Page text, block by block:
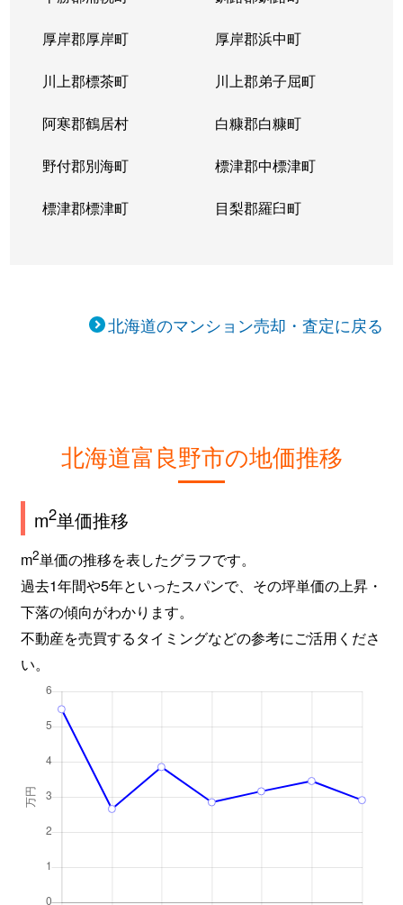
厚岸郡厚岸町 厚岸郡浜中町
川上郡標茶町 川上郡弟子屈町
阿寒郡鶴居村 白糠郡白糠町
野付郡別海町 標津郡中標津町
標津郡標津町 目梨郡羅臼町
北海道のマンション売却・査定に戻る
北海道富良野市の地価推移
m2単価推移
m2単価の推移を表したグラフです。
過去1年間や5年といったスパンで、その坪単価の上昇・
下落の傾向がわかります。
不動産を売買するタイミングなどの参考にご活用くださ
い。